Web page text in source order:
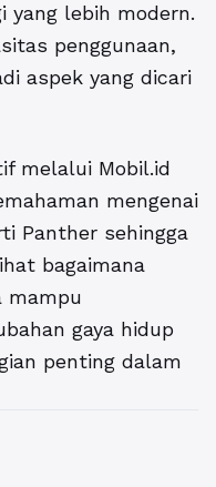
yang lebih modern.
penggunaan,
aspek yang dicari
melalui Mobil.id
mengenai
Panther sehingga
bagaimana
mampu
gaya hidup
penting dalam